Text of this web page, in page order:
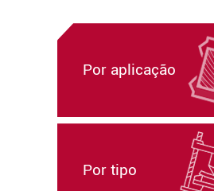
Por aplicação
Por tipo